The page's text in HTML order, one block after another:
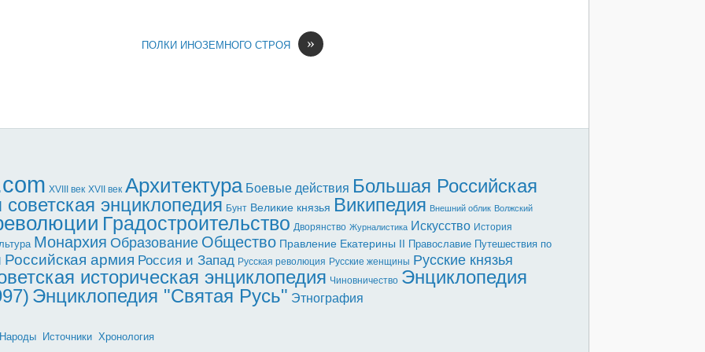
»
ПОЛКИ ИНОЗЕМНОГО СТРОЯ
XVIII век XVII век Архитектура Боевые действия Большая Российская
энциклопедия Бунт Великие князья Википедия Внешний облик Волжский
Градостроительство Дворянство Журналистика Искусство История
Монархия Образование Общество Правление Екатерины II Православие Путешествия по
Российская армия Россия и Запад Русская революция Русские женщины Русские князья
историческая энциклопедия Чиновничество Энциклопедия
Энциклопедия "Святая Русь" Этнография
Народы Источники Хронология